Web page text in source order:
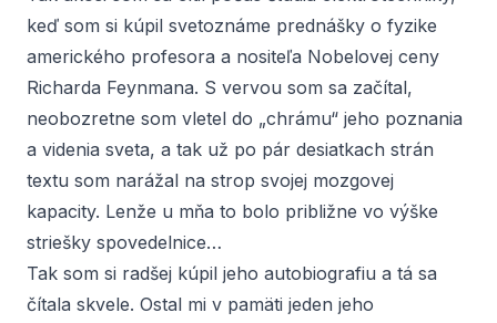
keď som si kúpil svetoznáme prednášky o fyzike
amerického profesora a nositeľa Nobelovej ceny
Richarda Feynmana. S vervou som sa začítal,
neobozretne som vletel do „chrámu“ jeho poznania
a videnia sveta, a tak už po pár desiatkach strán
textu som narážal na strop svojej mozgovej
kapacity. Lenže u mňa to bolo približne vo výške
striešky spovedelnice…
Tak som si radšej kúpil jeho autobiografiu a tá sa
čítala skvele. Ostal mi v pamäti jeden jeho